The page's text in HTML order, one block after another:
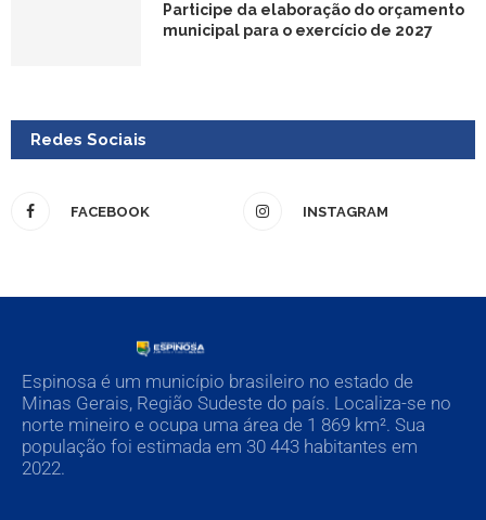
Participe da elaboração do orçamento
municipal para o exercício de 2027
Redes Sociais
FACEBOOK INSTAGRAM
Espinosa é um município brasileiro no estado de
Minas Gerais, Região Sudeste do país. Localiza-se no
norte mineiro e ocupa uma área de 1 869 km². Sua
população foi estimada em 30 443 habitantes em
2022.